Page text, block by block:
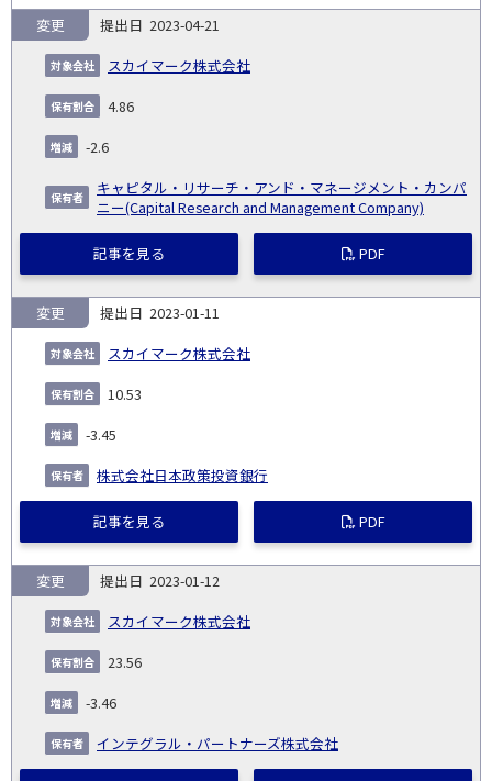
2023-04-21
スカイマーク株式会社
変更
4.86
-2.6
キャピタル・リサーチ・アンド・マネージメント・カンパ
ニー(Capital Research and Management Company)
記事を見る PDF
2023-01-11
スカイマーク株式会社
変更
10.53
-3.45
株式会社日本政策投資銀行
記事を見る PDF
2023-01-12
スカイマーク株式会社
変更
23.56
-3.46
インテグラル・パートナーズ株式会社